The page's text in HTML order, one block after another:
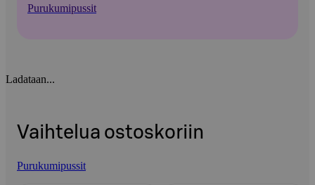
Purukumipussit
Ladataan...
Vaihtelua ostoskoriin
Purukumipussit